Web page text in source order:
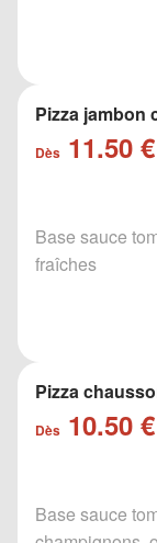
Pizza jambon
Dès 11.50 €
Base sauce
fraîches
Pizza
Dès 10.50 €
Base sauce